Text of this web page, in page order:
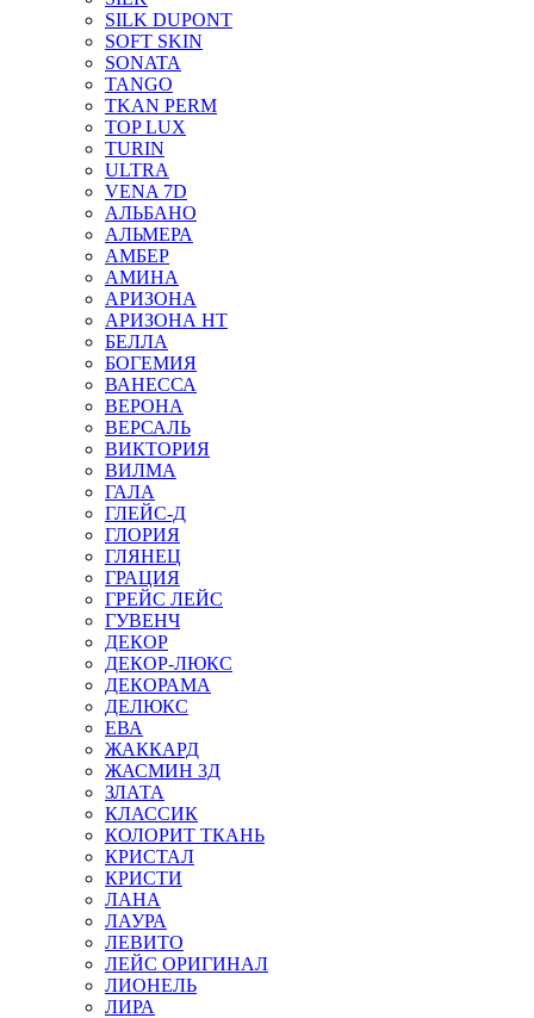
SILK DUPONT
SOFT SKIN
SONATA
TANGO
TKAN PERM
TOP LUX
TURIN
ULTRA
VENA 7D
АЛЬБАНО
АЛЬМЕРА
АМБЕР
АМИНА
АРИЗОНА
АРИЗОНА НТ
БЕЛЛА
БОГЕМИЯ
ВАНЕССА
ВЕРОНА
ВЕРСАЛЬ
ВИКТОРИЯ
ВИЛМА
ГАЛА
ГЛЕЙС-Д
ГЛОРИЯ
ГЛЯНЕЦ
ГРАЦИЯ
ГРЕЙС ЛЕЙС
ГУВЕНЧ
ДЕКОР
ДЕКОР-ЛЮКС
ДЕКОРАМА
ДЕЛЮКС
ЕВА
ЖАККАРД
ЖАСМИН 3Д
ЗЛАТА
КЛАССИК
КОЛОРИТ ТКАНЬ
КРИСТАЛ
КРИСТИ
ЛАНА
ЛАУРА
ЛЕВИТО
ЛЕЙС ОРИГИНАЛ
ЛИОНЕЛЬ
ЛИРА